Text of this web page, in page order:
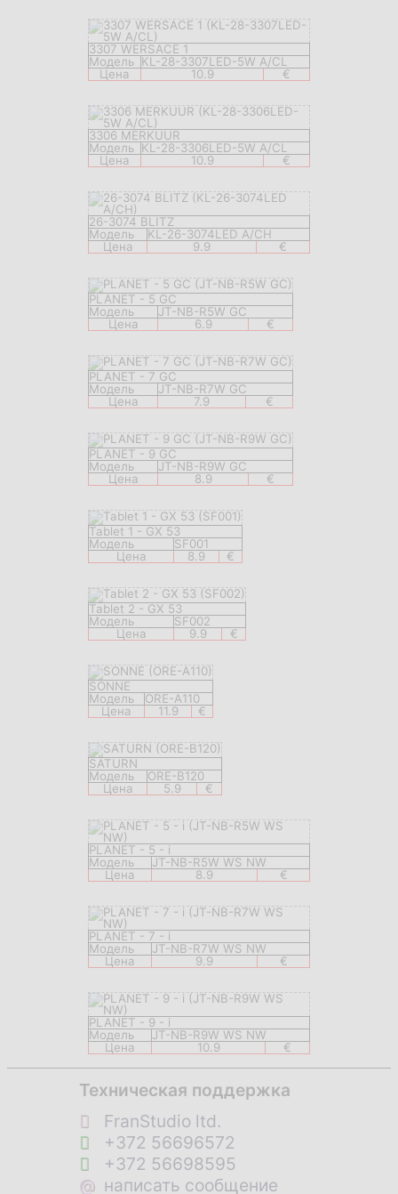
3307 WERSACE 1
Модель KL-28-3307LED-5W A/CL
Цена
10.9 €
3306 MERKUUR
Модель KL-28-3306LED-5W A/CL
Цена
10.9 €
26-3074 BLITZ
Модель
KL-26-3074LED A/CH
Цена
9.9 €
PLANET - 5 GC
Модель
JT-NB-R5W GC
Цена
6.9 €
PLANET - 7 GC
Модель
JT-NB-R7W GC
Цена
7.9 €
PLANET - 9 GC
Модель
JT-NB-R9W GC
Цена
8.9 €
Tablet 1 - GX 53
Модель
SF001
Цена
8.9 €
Tablet 2 - GX 53
Модель
SF002
Цена
9.9 €
SONNE
Модель
ORE-A110
Цена
11.9 €
SATURN
Модель
ORE-B120
Цена
5.9 €
PLANET - 5 - i
Модель
JT-NB-R5W WS NW
Цена
8.9 €
PLANET - 7 - i
Модель
JT-NB-R7W WS NW
Цена
9.9 €
PLANET - 9 - i
Модель
JT-NB-R9W WS NW
Цена
10.9 €
Техническая поддержка
FranStudio ltd.
+372 56696572
+372 56698595
@ написать сообщение